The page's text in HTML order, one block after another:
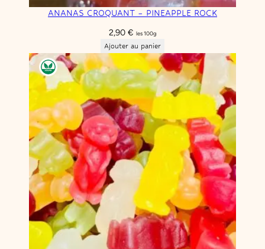
ANANAS CROQUANT – PINEAPPLE ROCK
2,90 € les 100g
Ajouter au panier